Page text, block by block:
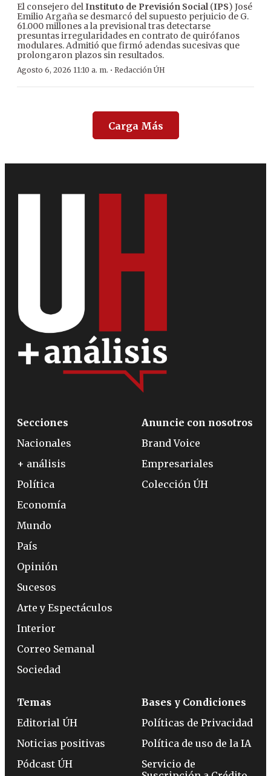
El consejero delInstituto de Previsión Social(IPS) José
Emilio Argaña se desmarcó del supuesto perjuicio de G.
61.000 millones a la previsional tras detectarse
presuntas irregularidades en contrato de quirófanos
modulares. Admitió que firmó adendas sucesivas que
prolongaron plazos sin resultados.
Agosto 6, 2026 11:10 a. m. · Redacción ÚH
Carga Más
Secciones
Nacionales
+ análisis
Política
Economía
Mundo
País
Opinión
Sucesos
Arte y Espectáculos
Interior
Correo Semanal
Sociedad
Anuncie con nosotros
Brand Voice
Empresariales
Colección ÚH
Temas
Editorial ÚH
Noticias positivas
Pódcast ÚH
Bases y Condiciones
Políticas de Privacidad
Política de uso de la IA
Servicio de